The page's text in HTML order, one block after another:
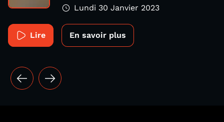
Lundi 30 Janvier 2023
Lire En savoir plus